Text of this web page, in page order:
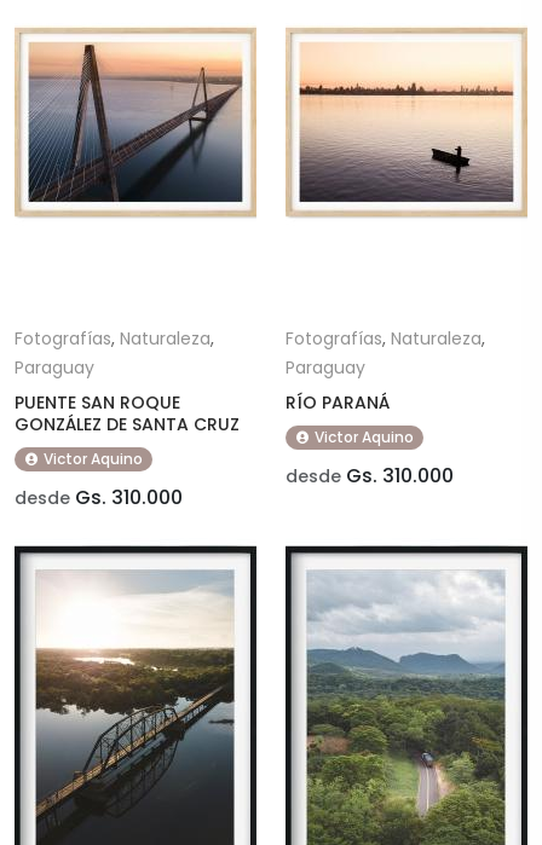
Fotografías, Naturaleza,
Paraguay
PUENTE SAN ROQUE
GONZÁLEZ DE SANTA CRUZ
Victor Aquino
desde Gs. 310.000
Fotografías, Naturaleza,
Paraguay
RÍO PARANÁ
Victor Aquino
desde Gs. 310.000